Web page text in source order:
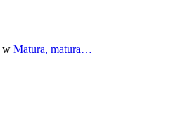
w Matura, matura…